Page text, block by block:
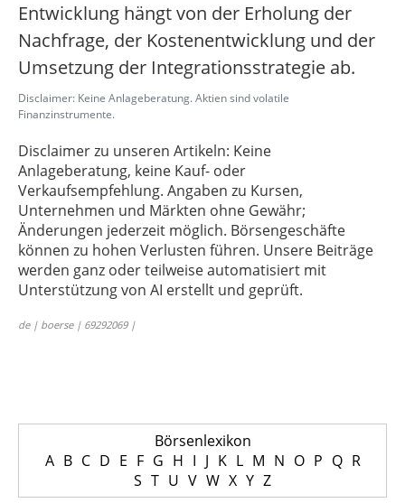
Entwicklung hängt von der Erholung der
Nachfrage, der Kostenentwicklung und der
Umsetzung der Integrationsstrategie ab.
Disclaimer: Keine Anlageberatung. Aktien sind volatile
Finanzinstrumente.
Disclaimer zu unseren Artikeln: Keine
Anlageberatung, keine Kauf- oder
Verkaufsempfehlung. Angaben zu Kursen,
Unternehmen und Märkten ohne Gewähr;
Änderungen jederzeit möglich. Börsengeschäfte
können zu hohen Verlusten führen. Unsere Beiträge
werden ganz oder teilweise automatisiert mit
Unterstützung von AI erstellt und geprüft.
de | boerse | 69292069 |
Börsenlexikon
A B C D E F G H I J K L M N O P Q R
S T U V W X Y Z